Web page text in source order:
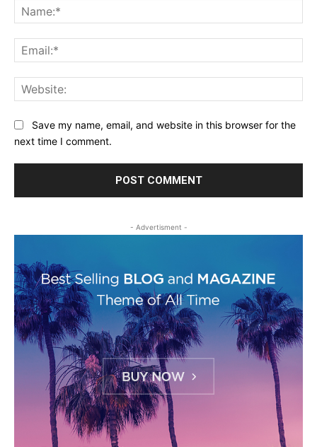
Save my name, email, and website in this browser for the
next time I comment.
- Advertisment -